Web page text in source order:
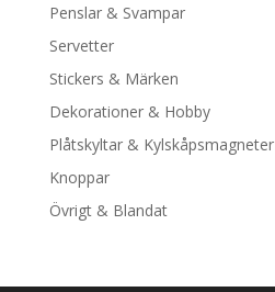
Penslar & Svampar
Servetter
Stickers & Märken
Dekorationer & Hobby
Plåtskyltar & Kylskåpsmagneter
Knoppar
Övrigt & Blandat